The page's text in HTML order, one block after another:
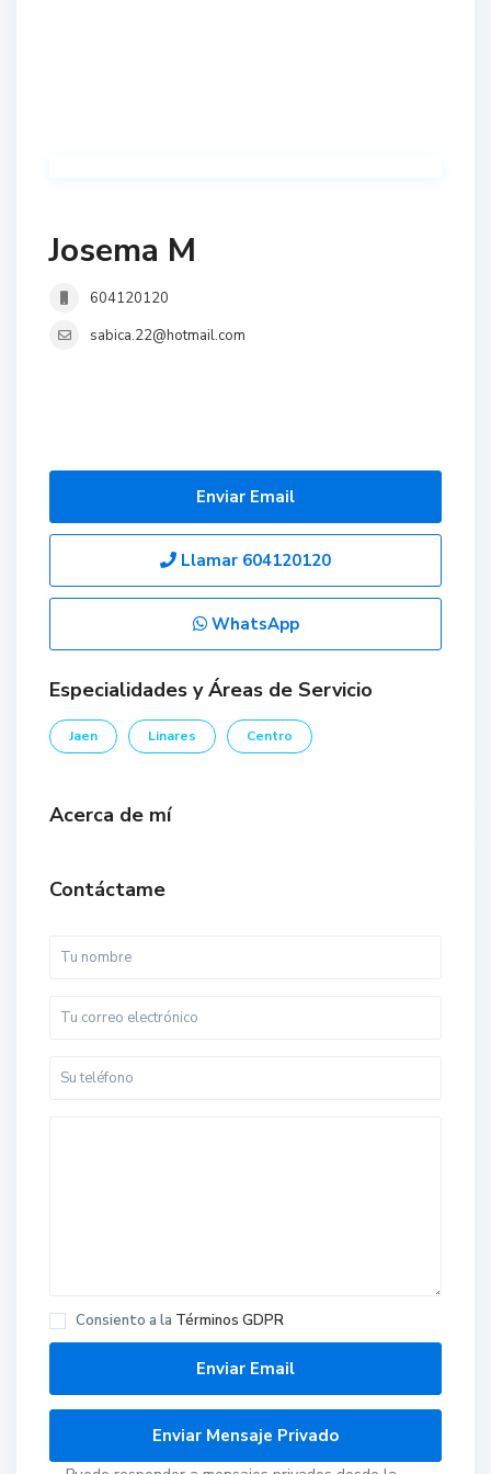
Josema M
604120120
sabica.22@hotmail.com
Enviar Email
Llamar 604120120
WhatsApp
Especialidades y Áreas de Servicio
Jaen Linares Centro
Acerca de mí
Contáctame
Consiento a la Términos GDPR